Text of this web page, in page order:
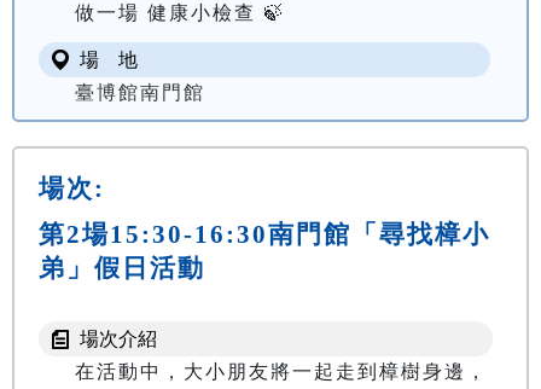
做一場 健康小檢查 🍃
場 地
臺博館南門館
場次:
第2場15:30-16:30南門館「尋找樟小
弟」假日活動
場次介紹
在活動中，大小朋友將一起走到樟樹身邊，